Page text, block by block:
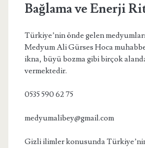
Bağlama ve Enerji
Türkiye’nin önde gelen
Medyum Ali Gürses Hoca
ikna, büyü bozma gibi birçok
vermektedir.
0535 590 62 75
medyumalibey@gmail.com
Gizli ilimler konusunda